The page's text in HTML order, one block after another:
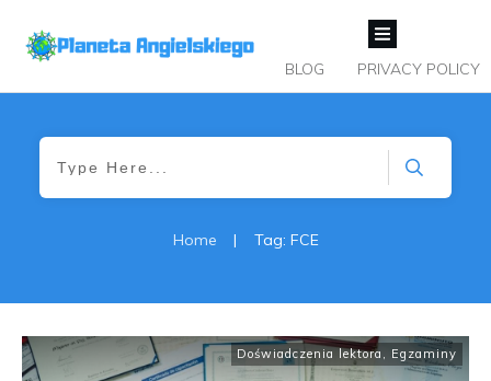
BLOG PRIVACY POLICY
Home | Tag: FCE
Doświadczenia lektora Egzaminy